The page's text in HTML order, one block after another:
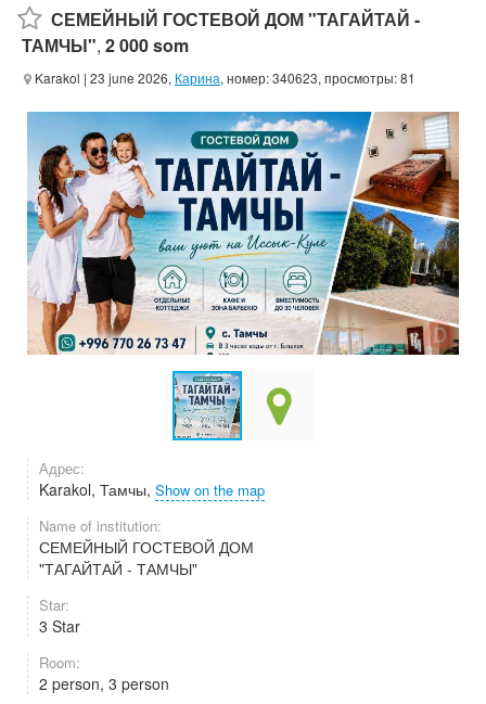
Blog
СЕМЕЙНЫЙ ГОСТЕВОЙ ДОМ "ТАГАЙТАЙ -
ТАМЧЫ", 2 000 som
Karakol | 23 june 2026, Карина, номер: 340623, просмотры: 81
Адрес:
Karakol, Тамчы, Show on the map
Name of institution:
СЕМЕЙНЫЙ ГОСТЕВОЙ ДОМ
"ТАГАЙТАЙ - ТАМЧЫ"
Star:
3 Star
Room:
2 person, 3 person